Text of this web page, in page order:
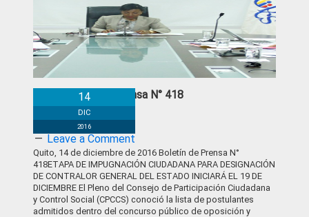
Boletín de Prensa N° 418
14
DIC
2016
Leave a Comment
Quito, 14 de diciembre de 2016 Boletín de Prensa N°
418ETAPA DE IMPUGNACIÓN CIUDADANA PARA DESIGNACIÓN
DE CONTRALOR GENERAL DEL ESTADO INICIARÁ EL 19 DE
DICIEMBRE El Pleno del Consejo de Participación Ciudadana
y Control Social (CPCCS) conoció la lista de postulantes
admitidos dentro del concurso público de oposición y